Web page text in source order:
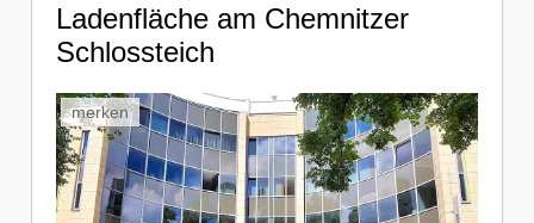
Ladenfläche am Chemnitzer
Schlossteich
merken